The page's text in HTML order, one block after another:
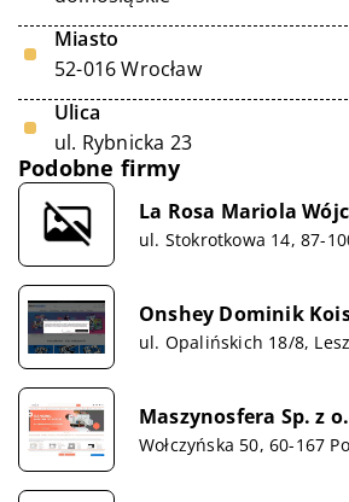
Miasto
52-016 Wrocław
Ulica
ul. Rybnicka 23
Podobne firmy
La Rosa Mariola
ul. Stokrotkowa 14, 87-
Onshey Dominik
ul. Opalińskich 18/8,
Maszynosfera Sp. z
Wołczyńska 50, 60-167